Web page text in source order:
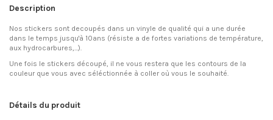
Description
Nos stickers sont decoupés dans un vinyle de qualité qui a une durée
dans le temps jusqu'à 10ans (résiste a de fortes variations de température,
aux hydrocarbures,...).
Une fois le stickers découpé, il ne vous restera que les contours de la
couleur que vous avec séléctionnée à coller où vous le souhaité.
Détails du produit